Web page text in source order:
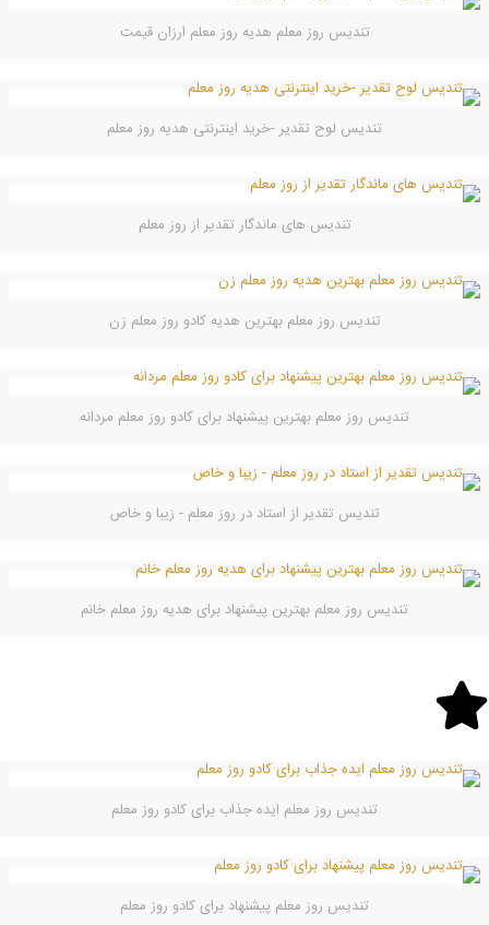
تندیس روز معلم هدیه روز معلم ارزان قیمت
تندیس لوح تقدیر -خرید اینترنتی هدیه روز معلم
تندیس های ماندگار تقدیر از روز معلم
تندیس روز معلم بهترین هدیه کادو روز معلم زن
تندیس روز معلم بهترین پیشنهاد برای کادو روز معلم مردانه
تندیس تقدیر از استاد در روز معلم - زیبا و خاص
تندیس روز معلم بهترین پیشنهاد برای هدیه روز معلم خانم
تندیس روز معلم ایده جذاب برای کادو روز معلم
تندیس روز معلم پیشنهاد برای کادو روز معلم